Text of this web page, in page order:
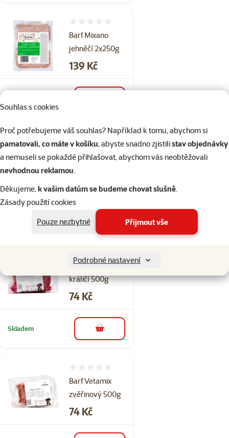
Souhlas s cookies
Proč potřebujeme váš souhlas? Například k tomu, abychom si
pamatovali, co máte v košíku, abyste snadno zjistilistav objednávky
a nemuseli se pokaždé přihlašovat, abychom vás neobtěžovali
nevhodnou reklamou.
Děkujeme,k vašim datům se budeme chovat slušně.
Zásady použití cookies
Pouze nezbytné
Přijmout vše
Podrobné nastavení
Barf Mixano
jehněčí 2x250g
Cena
139 Kč
Barf Vetamix
hovězí 500g
Hodnocení 0%
do košíku
Barf Vetamix
králičí 500g
Hodnocení 0%
Cena
74 Kč
Skladem do košíku
Barf Vetamix
zvěřinový 500g
Cena
74 Kč